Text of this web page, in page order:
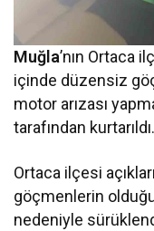
Muğla’nın Ortaca
içinde düzensiz
motor arızası
tarafından kurtarıldı.
Ortaca ilçesi
göçmenlerin
nedeniyle